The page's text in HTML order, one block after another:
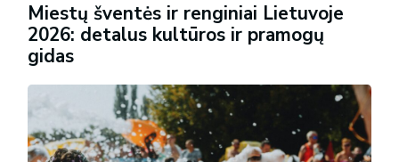
Miestų šventės ir renginiai Lietuvoje
2026: detalus kultūros ir pramogų
gidas